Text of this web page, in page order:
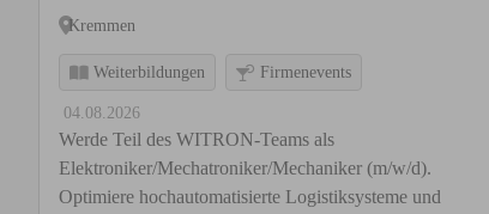
Kremmen
Weiterbildungen Firmenevents
04.08.2026
Werde Teil des WITRON-Teams als
Elektroniker/Mechatroniker/Mechaniker (m/w/d).
Optimiere hochautomatisierte Logistiksysteme und